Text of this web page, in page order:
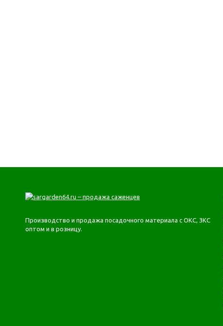
Производство и продажа посадочного материала с ОКС, ЗКС
оптом и в розницу.